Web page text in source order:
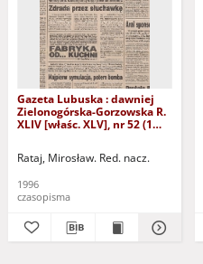
Gazeta Lubuska : dawniej
Zielonogórska-Gorzowska R.
XLIV [właśc. XLV], nr 52 (1
Rataj, Mirosław. Red. nacz.
1996
czasopisma